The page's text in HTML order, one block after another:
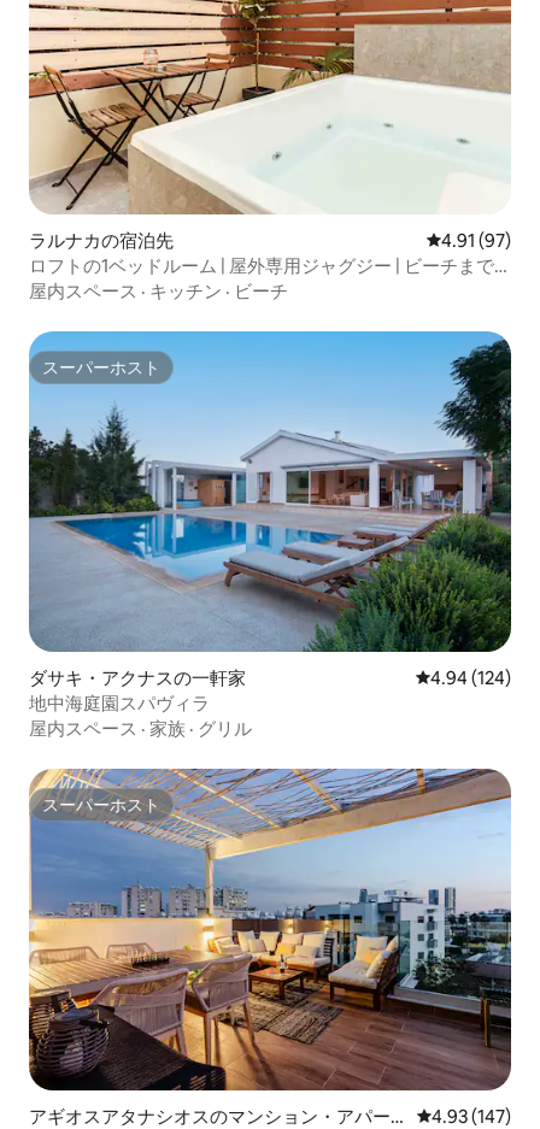
ラルナカの宿泊先 レビュー97
4.91 (97)
ロフトの1ベッドルーム | 屋外専用ジャグジー | ビーチまで
150m
屋内スペース · キッチン · ビーチ
スーパーホスト
スーパーホスト
ダサキ・アクナスの一軒家 レビュー124
4.94 (124)
地中海庭園スパヴィラ
屋内スペース · 家族 · グリル
スーパーホスト
スーパーホスト
アギオスアタナシオスのマンション・アパー
レビュー147
4.93 (147)